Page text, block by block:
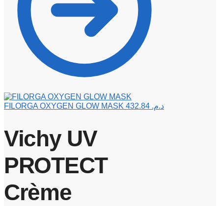
FILORGA OXYGEN GLOW MASK د.م.
Vichy UV
PROTECT
Crème